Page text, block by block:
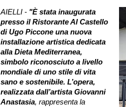
AIELLI - "È stata inaugurata
presso il Ristorante Al Castello
di Ugo Piccone una nuova
installazione artistica dedicata
alla Dieta Mediterranea,
simbolo riconosciuto a livello
mondiale di uno stile di vita
sano e sostenibile. L’opera,
realizzata dall’artista Giovanni
Anastasia, rappresenta la